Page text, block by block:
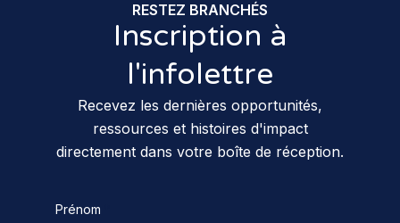
RESTEZ BRANCHÉS
Inscription à
l'infolettre
Recevez les dernières opportunités,
ressources et histoires d'impact
directement dans votre boîte de réception.
Prénom